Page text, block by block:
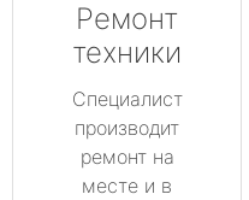
Ремонт
техники
Специалист
производит
ремонт на
месте и в